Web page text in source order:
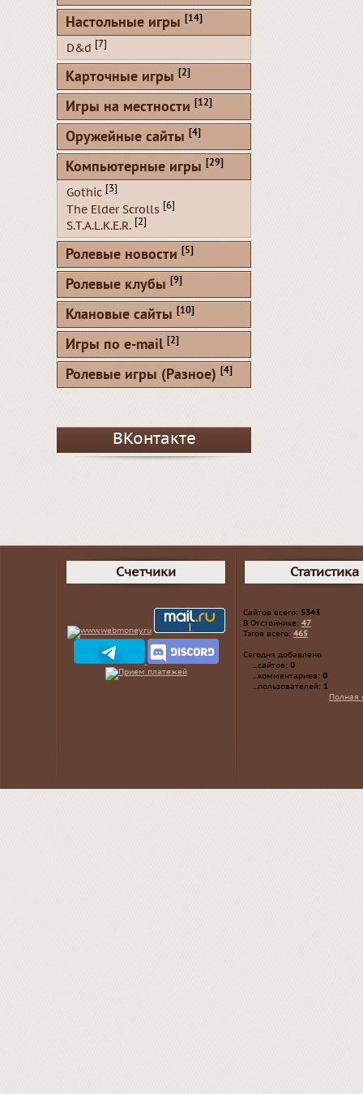
Настольные игры [14]
D&d [7]
Карточные игры [2]
Игры на местности [12]
Оружейные сайты [4]
Компьютерные игры [29]
Gothic [3]
The Elder Scrolls [6]
S.T.A.L.K.E.R. [2]
Ролевые новости [5]
Ролевые клубы [9]
Клановые сайты [10]
Игры по e-mail [2]
Ролевые игры (Разное) [4]
ВКонтакте
Счетчики Статистика
Сайтов всего: 5343
В Отстойнике: 47
Тэгов всего: 465
Сегодня добавлено
...сайтов: 0
...комментариев: 0
...пользователей: 1
Полная